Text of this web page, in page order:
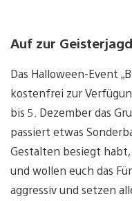
Auf zur Geisterjagd
Das Halloween-Event
kostenfrei zur
bis 5. Dezember das
passiert etwas
Gestalten besiegt
und wollen euch das
aggressiv und setzen